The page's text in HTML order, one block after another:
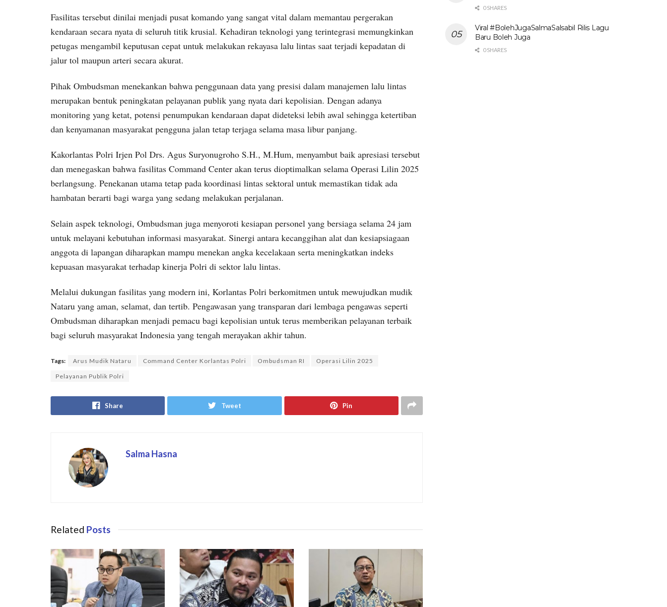
Fasilitas tersebut dinilai menjadi pusat komando yang sangat vital dalam memantau pergerakan
kendaraan secara nyata di seluruh titik krusial. Kehadiran teknologi yang terintegrasi memungkinkan
petugas mengambil keputusan cepat untuk melakukan rekayasa lalu lintas saat terjadi kepadatan di
jalur tol maupun arteri secara akurat.
Pihak Ombudsman menekankan bahwa penggunaan data yang presisi dalam manajemen lalu lintas
merupakan bentuk peningkatan pelayanan publik yang nyata dari kepolisian. Dengan adanya
monitoring yang ketat, potensi penumpukan kendaraan dapat dideteksi lebih awal sehingga ketertiban
dan kenyamanan masyarakat pengguna jalan tetap terjaga selama masa libur panjang.
Kakorlantas Polri Irjen Pol Drs. Agus Suryonugroho S.H., M.Hum, menyambut baik apresiasi tersebut
dan menegaskan bahwa fasilitas Command Center akan terus dioptimalkan selama Operasi Lilin 2025
berlangsung. Penekanan utama tetap pada koordinasi lintas sektoral untuk memastikan tidak ada
hambatan berarti bagi warga yang sedang melakukan perjalanan.
Selain aspek teknologi, Ombudsman juga menyoroti kesiapan personel yang bersiaga selama 24 jam
untuk melayani kebutuhan informasi masyarakat. Sinergi antara kecanggihan alat dan kesiapsiagaan
anggota di lapangan diharapkan mampu menekan angka kecelakaan serta meningkatkan indeks
kepuasan masyarakat terhadap kinerja Polri di sektor lalu lintas.
Melalui dukungan fasilitas yang modern ini, Korlantas Polri berkomitmen untuk mewujudkan mudik
Nataru yang aman, selamat, dan tertib. Pengawasan yang transparan dari lembaga pengawas seperti
Ombudsman diharapkan menjadi pemacu bagi kepolisian untuk terus memberikan pelayanan terbaik
bagi seluruh masyarakat Indonesia yang tengah merayakan akhir tahun.
Tags: Arus Mudik Nataru Command Center Korlantas Polri Ombudsman RI Operasi Lilin 2025
Pelayanan Publik Polri
Share Tweet Pin
Salma Hasna
Related Posts
0 SHARES
Viral #BolehJugaSalmaSalsabil Rilis Lagu
Baru Boleh Juga
0 SHARES